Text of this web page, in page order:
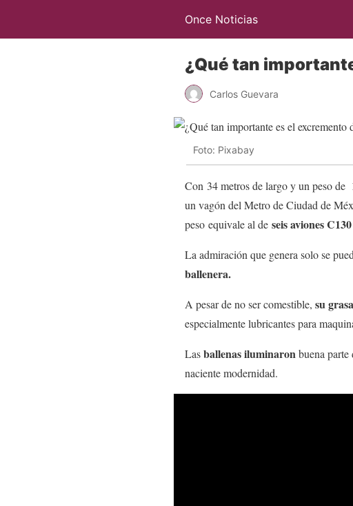
Once Noticias
¿Qué tan
Carlos Guevara
Foto: Pixabay
Con 34 metros de largo y un peso de
un vagón del Metro de Ciudad de
peso equivale al de seis aviones
La admiración que genera solo se
ballenera.
A pesar de no ser comestible, su
especialmente lubricantes para
Lasballenas iluminaronbuena
naciente modernidad.